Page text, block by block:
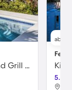
Villa mit privatem Pool, Garten und Grill | Perfekt für die Arbeit von Zuhause
ab
5.0